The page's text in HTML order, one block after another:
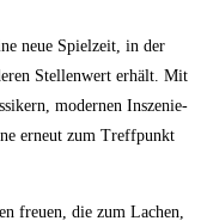
neue Spiel­zeit, in der
Stel­len­wert erhält. Mit
moder­nen Insze­nie­
erneut zum Treff­punkt
freu­en, die zum Lachen,